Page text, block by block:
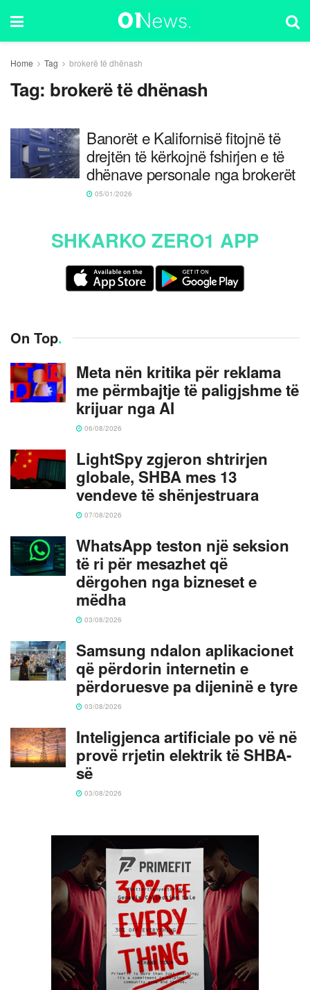
Home Tag brokerë të dhënash
Tag: brokerë të dhënash
Banorët e Kalifornisë fitojnë të
drejtën të kërkojnë fshirjen e të
dhënave personale nga brokerët
05/01/2026
SHKARKO ZERO1 APP
On Top.
Meta nën kritika për reklama
me përmbajtje të paligjshme të
krijuar nga AI
06/08/2026
LightSpy zgjeron shtrirjen
globale, SHBA mes 13
vendeve të shënjestruara
07/08/2026
WhatsApp teston një seksion
të ri për mesazhet që
dërgohen nga bizneset e
mëdha
03/08/2026
Samsung ndalon aplikacionet
që përdorin internetin e
përdoruesve pa dijeninë e tyre
03/08/2026
Inteligjenca artificiale po vë në
provë rrjetin elektrik të SHBA-
së
03/08/2026